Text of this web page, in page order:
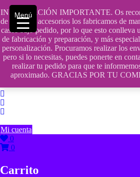
INFORMACIÓN IMPORTANTE. Os
de nuestros accesorios los fabricamos de
casos bajo pedido, por lo que esto conlleva
de fabricación y preparación, y más
personalización. Procuramos realizar los
pero si lo necesitas, puedes ponerte en
realizar tu pedido para que te
aproximado. GRACIAS POR TU
Saltar
contenido
609241475 SOLO DE 10:00 a 14:00
info@hobbyaescala.com
San Fernando de Henares
10:00 - 14:00
Mi cuenta
0
0
Carrito
Menú